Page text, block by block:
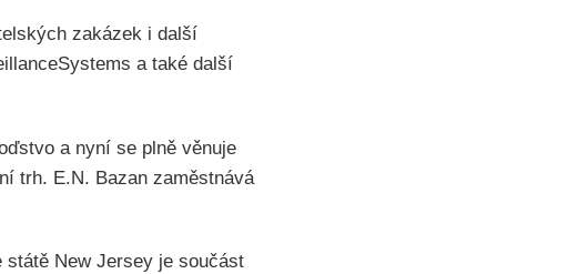
zakázek i další
a také další
a nyní se plně věnuje
trh. E.N. Bazan zaměstnává
státě New Jersey je součást